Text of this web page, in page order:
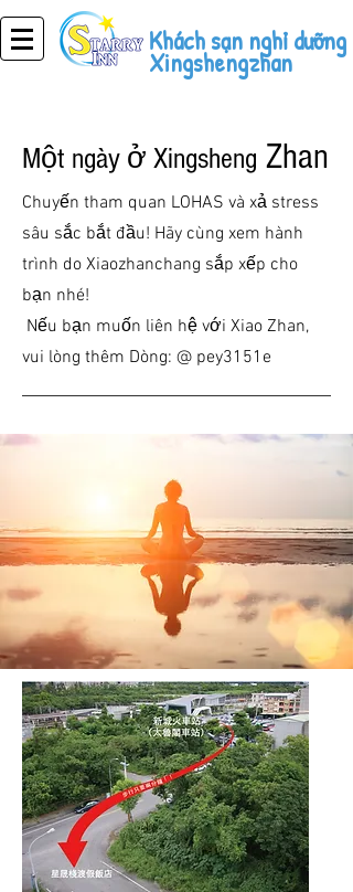
Khách sạn nghỉ dưỡng
Xingshengzhan
Một ngày ở Xingsheng Zhan
Chuyến tham quan LOHAS và xả stress
sâu sắc bắt đầu! Hãy cùng xem hành
trình do Xiaozhanchang sắp xếp cho
bạn nhé!
Nếu bạn muốn liên hệ với Xiao Zhan,
vui lòng thêm Dòng: @ pey3151e